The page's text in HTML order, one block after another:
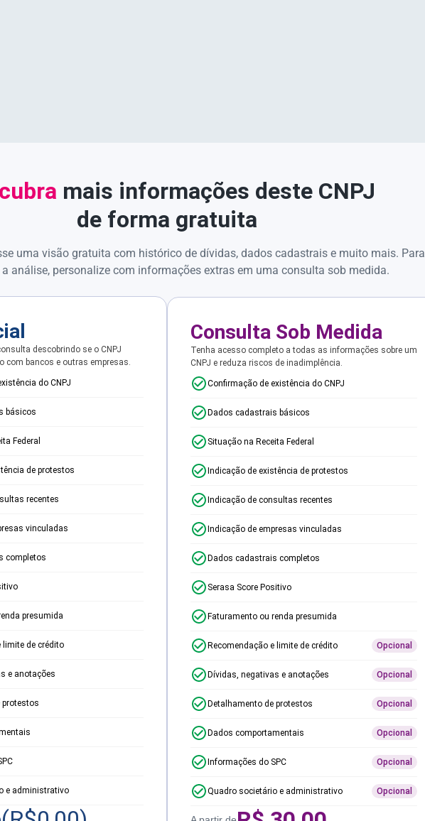
mais informações deste CNPJ
de forma gratuita
uma visão gratuita com histórico de dívidas, dados cadastrais e muito mais. Para
análise, personalize com informações extras em uma consulta sob medida.
descobrindo se o CNPJ
com bancos e outras empresas.
do CNPJ
básicos
Federal
de protestos
recentes
vinculadas
completos
presumida
limite de crédito
e anotações
protestos
e administrativo
Consulta Sob Medida
Tenha acesso completo a todas as informações sobre um
CNPJ e reduza riscos de inadimplência.
Confirmação de existência do CNPJ
Dados cadastrais básicos
Situação na Receita Federal
Indicação de existência de protestos
Indicação de consultas recentes
Indicação de empresas vinculadas
Dados cadastrais completos
Serasa Score Positivo
Faturamento ou renda presumida
Recomendação e limite de crédito Opcional
Dívidas, negativas e anotações Opcional
Detalhamento de protestos Opcional
Dados comportamentais Opcional
Informações do SPC Opcional
Quadro societário e administrativo Opcional